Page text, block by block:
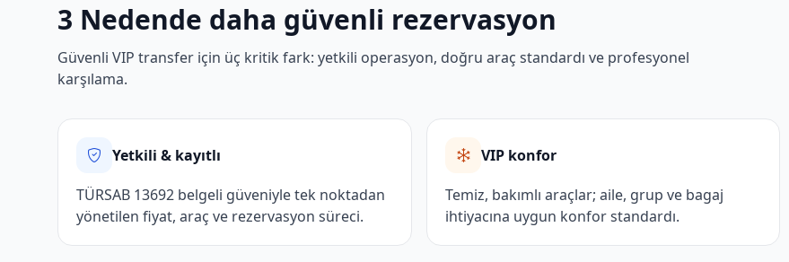
3 Nedende daha güvenli rezervasyon
Güvenli VIP transfer için üç kritik fark: yetkili operasyon, doğru araç standardı ve profesyonel
karşılama.
Yetkili & kayıtlı
TÜRSAB 13692 belgeli güveniyle tek noktadan
yönetilen fiyat, araç ve rezervasyon süreci.
VIP konfor
Temiz, bakımlı araçlar; aile, grup ve bagaj
ihtiyacına uygun konfor standardı.